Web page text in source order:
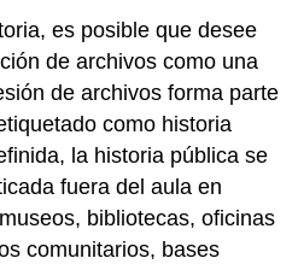
es posible que desee
de archivos como una
de archivos forma parte
como historia
la historia pública se
fuera del aula en
bibliotecas, oficinas
comunitarios, bases